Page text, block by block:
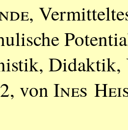
,
von Ines